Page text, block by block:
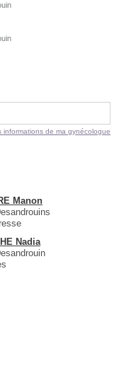
informations de ma gynécologue
Manon
Nadia